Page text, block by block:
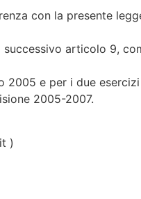
con la presente
articolo 9,
2005 e per i due
2005-2007.
)